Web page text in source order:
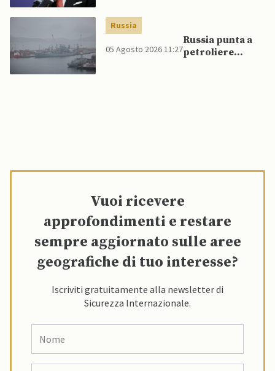
schierano a
sostegno della
Spagna
Russia
05 Agosto 2026 11:27
Russia punta a
petroliere
Vuoi ricevere
approfondimenti e restare
sempre aggiornato sulle aree
geografiche di tuo interesse?
Iscriviti gratuitamente alla newsletter di
Sicurezza Internazionale.